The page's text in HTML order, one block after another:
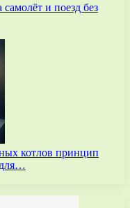
и поезд без
котлов принцип